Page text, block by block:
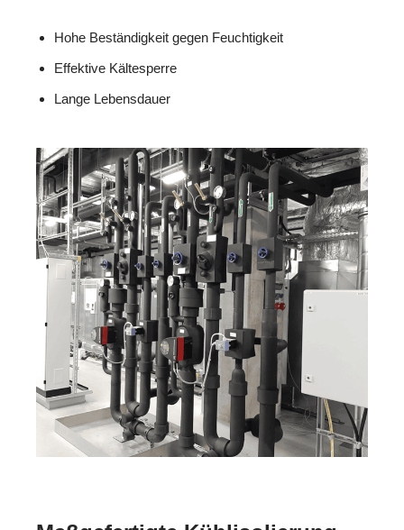
Hohe Beständigkeit gegen Feuchtigkeit
Effektive Kältesperre
Lange Lebensdauer